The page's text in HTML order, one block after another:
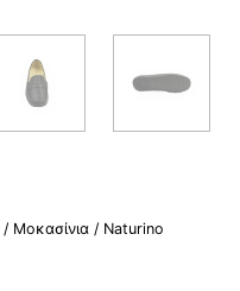
/ Μοκασίνια / Naturino